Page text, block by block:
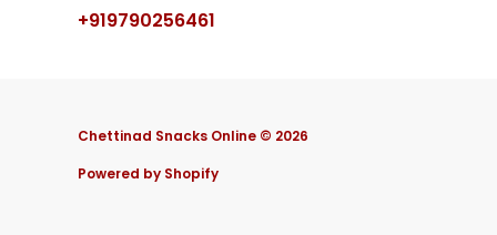
+919790256461
Chettinad Snacks Online © 2026
Powered by Shopify